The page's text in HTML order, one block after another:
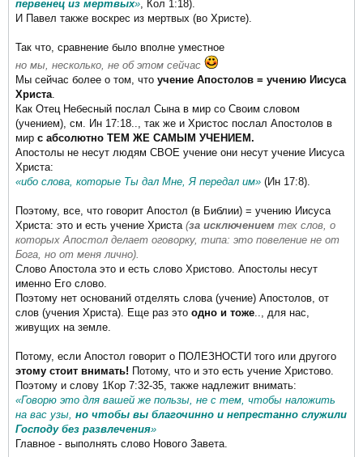
первенец из мертвых», Кол 1:18).
И Павел также воскрес из мертвых (во Христе).
Так что, сравнение было вполне уместное
но мы, несколько, не об этом сейчас
Мы сейчас более о том, что учение Апостолов = учению Иисуса
Христа.
Как Отец Небесный послал Сына в мир со Своим словом
(учением), см. Ин 17:18.., так же и Христос послал Апостолов в
мир с абсолютно ТЕМ ЖЕ САМЫМ УЧЕНИЕМ.
Апостолы не несут людям СВОЕ учение они несут учение Иисуса
Христа:
«ибо слова, которые Ты дал Мне, Я передал им» (Ин 17:8).
Поэтому, все, что говорит Апостол (в Библии) = учению Иисуса
Христа: это и есть учение Христа (за исключением тех слов, о
которых Апостол делает оговорку, типа: это повеление не от
Бога, но от меня лично).
Слово Апостола это и есть слово Христово. Апостолы несут
именно Его слово.
Поэтому нет оснований отделять слова (учение) Апостолов, от
слов (учения Христа). Еще раз это одно и тоже.., для нас,
живущих на земле.
Потому, если Апостол говорит о ПОЛЕЗНОСТИ того или другого
этому стоит внимать! Потому, что и это есть учение Христово.
Поэтому и слову 1Кор 7:32-35, также надлежит внимать:
«Говорю это для вашей же пользы, не с тем, чтобы наложить
на вас узы, но чтобы вы благочинно и непрестанно служили
Господу без развлечения»
Главное - выполнять слово Нового Завета.